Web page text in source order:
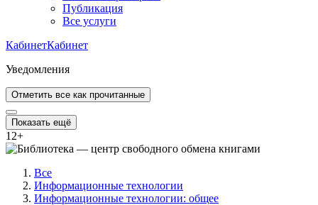
Публикация
Все услуги
КабинетКабинет
Уведомления
Отметить все как прочитанные
Показать ещё
12+
Все
Информационные технологии
Информационные технологии: общее